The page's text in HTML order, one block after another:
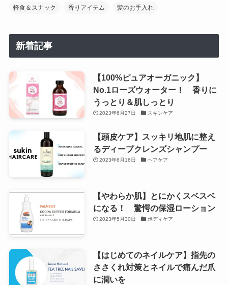
軽食＆スナック 香りアイテム 髪のお手入れ
新着記事
【100%ピュアオーガニック】
No.1ローズウォーター！ 香りに
うっとり＆肌しっとり
2023年6月27日 スキンケア
【頭皮ケア】スッキリ地肌に整え
るディープクレンズシャンプー
2023年6月16日 ヘアケア
【やわらか肌】とにかくスベスベ
になる！ 驚愕の保湿ローション
2023年5月30日 ボディケア
【はじめてのネイルケア】指先の
ささくれ対策とネイルで痛んだ爪
に潤いを